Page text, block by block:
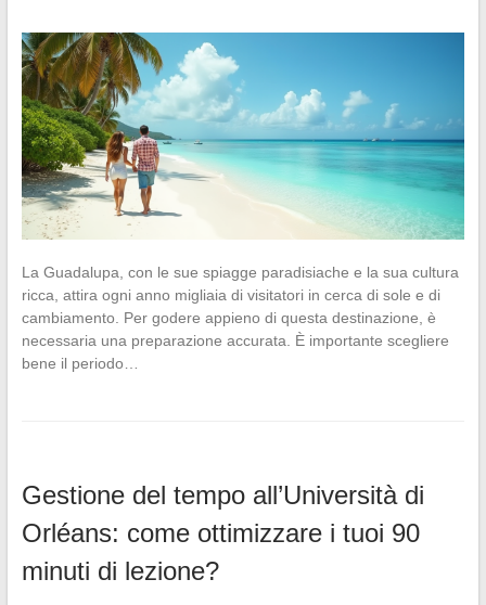
La Guadalupa, con le sue spiagge paradisiache e la sua cultura
ricca, attira ogni anno migliaia di visitatori in cerca di sole e di
cambiamento. Per godere appieno di questa destinazione, è
necessaria una preparazione accurata. È importante scegliere
bene il periodo…
Gestione del tempo all’Università di
Orléans: come ottimizzare i tuoi 90
minuti di lezione?